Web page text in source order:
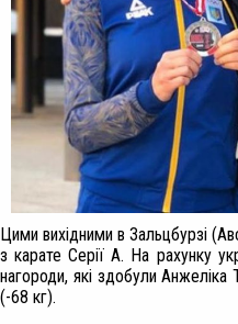
Цими вихідними в Зальцбурзі
з карате Серії А. На рахунку
нагороди, які здобули
(-68 кг).